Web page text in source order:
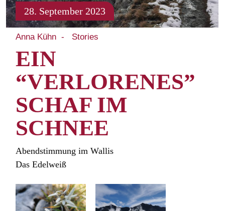
28. September 2023
Anna Kühn Stories
EIN
“VERLORENES”
SCHAF IM
SCHNEE
Abendstimmung im Wallis
Das Edelweiß